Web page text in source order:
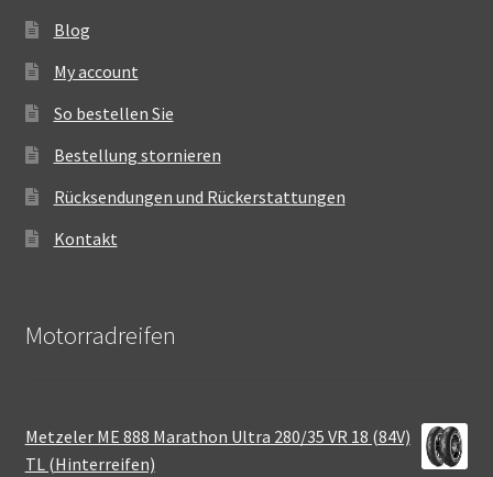
Blog
My account
So bestellen Sie
Bestellung stornieren
Rücksendungen und Rückerstattungen
Kontakt
Motorradreifen
Metzeler ME 888 Marathon Ultra 280/35 VR 18 (84V)
TL (Hinterreifen)